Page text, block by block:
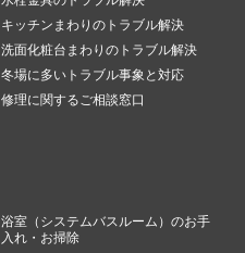
キッチンまわりのトラブル解決
洗面化粧台まわりのトラブル解決
冬場に多いトラブル事象と対応
修理に関するご相談窓口
浴室（システムバスルーム）のお手
入れ・お掃除